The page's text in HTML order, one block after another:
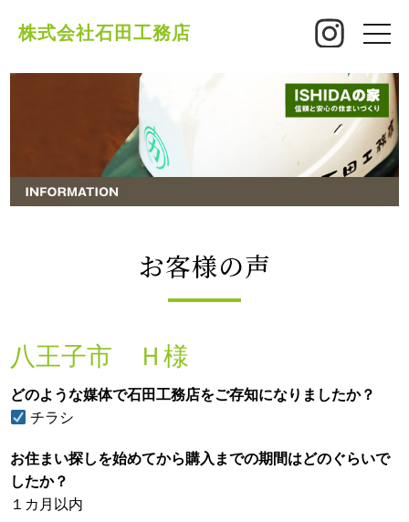
株式会社石田工務店
toggle
お客様の声
八王子市 Ｈ様
どのような媒体で石田工務店をご存知になりましたか？
チラシ
お住まい探しを始めてから購入までの期間はどのぐらいで
したか？
１カ月以内